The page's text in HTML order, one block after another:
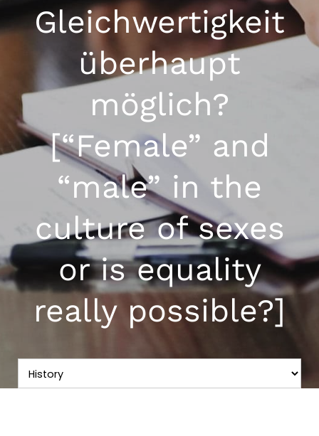
Gleichwertigkeit
überhaupt
möglich?
[“Female” and
“male” in the
culture of sexes
or is equality
really possible?]